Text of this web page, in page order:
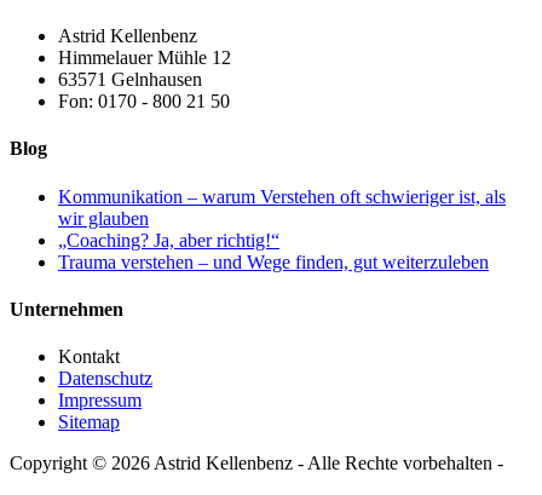
Astrid Kellenbenz
Himmelauer Mühle 12
63571 Gelnhausen
Fon: 0170 - 800 21 50
Blog
Kommunikation – warum Verstehen oft schwieriger ist, als
wir glauben
„Coaching? Ja, aber richtig!“
Trauma verstehen – und Wege finden, gut weiterzuleben
Unternehmen
Kontakt
Datenschutz
Impressum
Sitemap
Copyright © 2026 Astrid Kellenbenz - Alle Rechte vorbehalten -